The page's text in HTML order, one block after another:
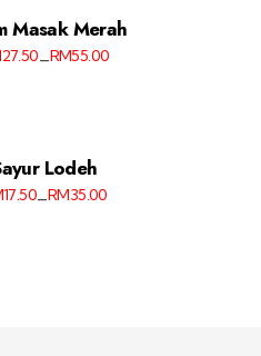
Masak Merah
27.50–RM55.00
Lodeh
17.50–RM35.00